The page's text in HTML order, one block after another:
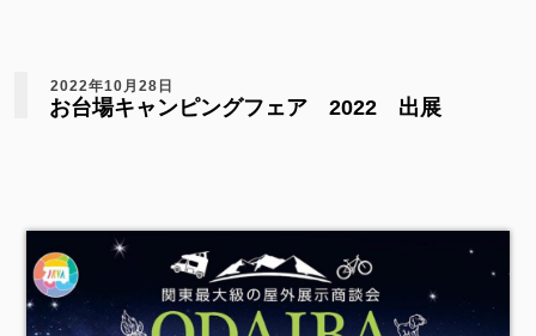
2022年10月28日
お台場キャンピングフェア 2022 出展